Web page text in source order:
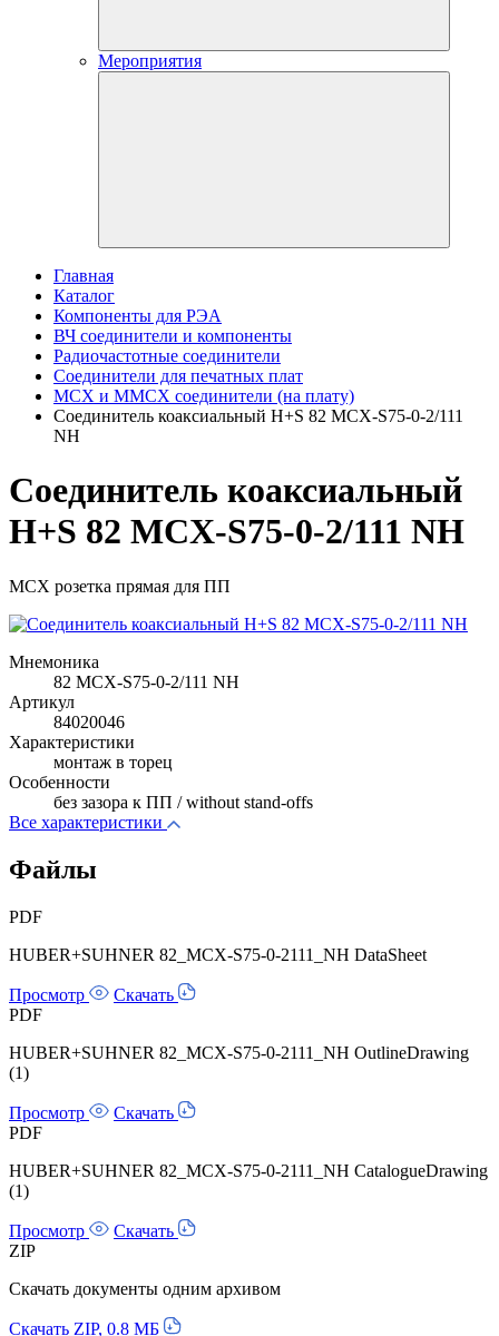
Мероприятия
Главная
Каталог
Компоненты для РЭА
ВЧ соединители и компоненты
Радиочастотные соединители
Соединители для печатных плат
MCX и MMCX соединители (на плату)
Соединитель коаксиальный H+S 82 MCX-S75-0-2/111
NH
Соединитель коаксиальный
H+S 82 MCX-S75-0-2/111 NH
MCX розетка прямая для ПП
Мнемоника
82 MCX-S75-0-2/111 NH
Артикул
84020046
Характеристики
монтаж в торец
Особенности
без зазора к ПП / without stand-offs
Все характеристики
Файлы
PDF
HUBER+SUHNER 82_MCX-S75-0-2111_NH DataSheet
Просмотр
Скачать
PDF
HUBER+SUHNER 82_MCX-S75-0-2111_NH OutlineDrawing
(1)
Просмотр
Скачать
PDF
HUBER+SUHNER 82_MCX-S75-0-2111_NH CatalogueDrawing
(1)
Просмотр
Скачать
ZIP
Скачать документы одним архивом
Скачать ZIP, 0.8 МБ